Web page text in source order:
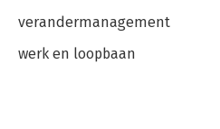
verandermanagement
werk en loopbaan